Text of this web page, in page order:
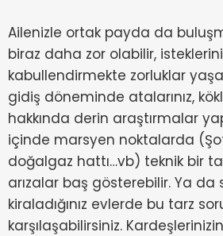
Ailenizle ortak payda da
biraz daha zor olabilir,
kabullendirmekte zorluklar
gidiş döneminde atalarınız,
hakkında derin araştırmalar
içinde marsyen noktalarda
doğalgaz hattı…vb) teknik bir
arızalar baş gösterebilir. Ya da
kiraladığınız evlerde bu tarz
karşılaşabilirsiniz. Kardeşlerinizin